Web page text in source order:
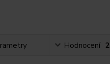
Hodnocení 2